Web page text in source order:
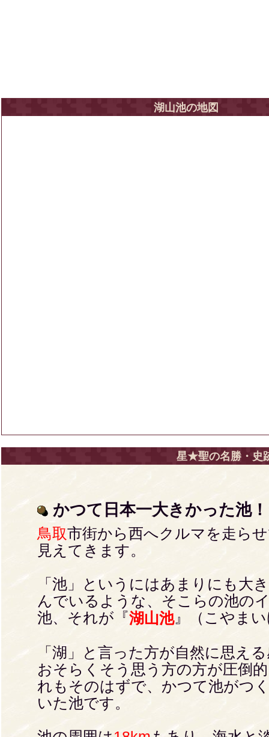
湖山池の地図
星★聖の名勝・史
かつて日本一大きかった池！
鳥取市街から西へクルマを走ら
見えてきます。
「池」というにはあまりにも大
んでいるような、そこらの池の
池、それが『湖山池』（こやま
「湖」と言った方が自然に思え
おそらくそう思う方の方が圧倒
れもそのはずで、かつて池がつ
いた池です。